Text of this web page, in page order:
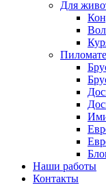
Для
Наши работы
Контакты